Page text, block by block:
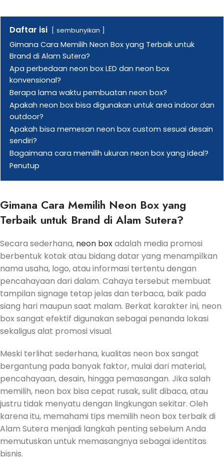
Daftar isi sembunyikan
Gimana Cara Memilih Neon Box yang Terbaik untuk
Brand di Alam Sutera?
Apa perbedaan neon box LED dan neon box
konvensional?
Berapa lama waktu pembuatan neon box?
Apakah neon box bisa digunakan untuk area indoor dan
outdoor?
Apakah bisa memesan neon box custom sesuai desain
sendiri?
Bagaimana cara memilih ukuran neon box yang ideal?
Penutup
Gimana Cara Memilih Neon Box yang
Terbaik untuk Brand di Alam Sutera?
Secara sederhana, neon boxadalah media promosi
berbentuk kotak atau bidang datar yang menampilkan
nama usaha, logo, atau informasi tertentu dengan
pencahayaan dari dalam. Cahaya tersebut membuat
tampilan signage tetap jelas dan terbaca, baik pada
siang hari maupun saat malam. Berkat karakter ini, neon
box sangat efektif digunakan sebagai penanda lokasi
sekaligus alat promosi visual.
Meski terlihat sederhana, kualitas neon box sangat
bergantung pada banyak faktor, mulai dari material,
pencahayaan, desain, hingga pemasangan. Jika salah
memilih, neon box bisa cepat rusak, sulit dibaca, atau
justru tidak menyatu dengan lingkungan sekitar. Oleh
karena itu, memahami tips memilih neon box terbaik di
Alam Sutera menjadi langkah penting sebelum Anda
memutuskan untuk memasangnya sebagai identitas
bisnis.